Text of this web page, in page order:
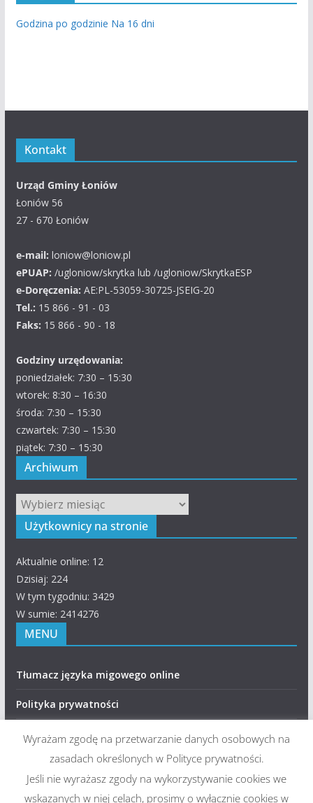
Godzina po godzinie Na 16 dni
Kontakt
Urząd Gminy Łoniów
Łoniów 56
27 - 670 Łoniów
e-mail: loniow@loniow.pl
ePUAP: /ugloniow/skrytka lub /ugloniow/SkrytkaESP
e-Doręczenia: AE:PL-53059-30725-JSEIG-20
Tel.: 15 866 - 91 - 03
Faks: 15 866 - 90 - 18
Godziny urzędowania:
poniedziałek: 7:30 – 15:30
wtorek: 8:30 – 16:30
środa: 7:30 – 15:30
czwartek: 7:30 – 15:30
piątek: 7:30 – 15:30
Archiwum
Archiwum
Użytkownicy na stronie
Aktualnie online: 12
Dzisiaj: 224
W tym tygodniu: 3429
W sumie: 2414276
MENU
Tłumacz języka migowego online
Polityka prywatności
RODO – Klauzule informacyjne
Deklaracja dostępności
Wyrażam zgodę na przetwarzanie danych osobowych na
zasadach określonych w Polityce prywatności.
Jeśli nie wyrażasz zgody na wykorzystywanie cookies we
wskazanych w niej celach, prosimy o wyłącznie cookies w